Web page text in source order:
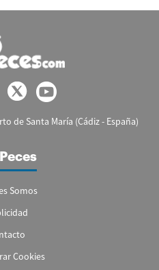
de Santa María (Cádiz - España)
Somos
Cookies